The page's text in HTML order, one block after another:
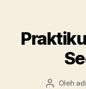
Penulis
Oleh